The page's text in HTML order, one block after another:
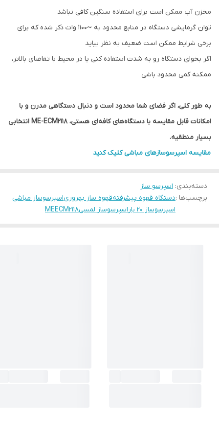
مخزن آب ممکن است برای استفاده سنگین کافی نباشد
توان گرمایشی دستگاه در منابع محدود به ~۱۱۰۰ وات ذکر شده که برای
برخی شرایط ممکن است ضعیف به نظر بیاید
اگر بخوای دستگاه رو به شدت استفاده کنی یا در محیط با تقاضای بالاتر،
ممکنه کمی محدود باشی
به طور کلی، اگر فضای شما محدود است و دنبال دستگاهی مدرن و با
امکانات قابل مقایسه با دستگاه‌های کافه‌ای هستی، ME-ECM2118 انتخابی
بسیار منطقیه.
مقایسه اسپرسوسازهای مباشی کلیک کنید
دسته‌بندی: اسپرسو ساز
برچسب‌ها :دستگاه قهوه پیشرفتهقهوه ساز بهروریاسپرسوساز مباشی
اسپرسوساز ۲۰ بار
اسپرسوساز لمسیMEECM2118